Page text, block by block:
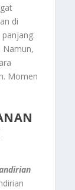
di
Namun,
Momen